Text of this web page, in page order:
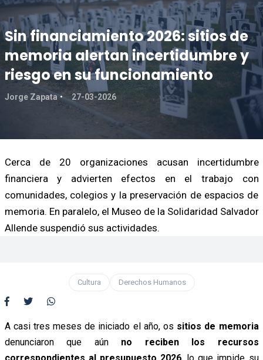
Sin financiamiento 2026: sitios de
memoria alertan incertidumbre y
riesgo en su funcionamiento
Jorge Zapata 27-03-2026
Cerca de 20 organizaciones acusan incertidumbre
financiera y advierten efectos en el trabajo con
comunidades, colegios y la preservación de espacios de
memoria. En paralelo, el Museo de la Solidaridad Salvador
Allende suspendió sus actividades.
Cultura Derechos Humanos
A casi tres meses de iniciado el año, os sitios de memoria
denunciaron que aún no reciben los recursos
correspondientes al presupuesto 2026, lo que impide su